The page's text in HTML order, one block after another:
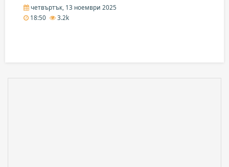
четвъртък, 13 ноември 2025
18:50
3.2k